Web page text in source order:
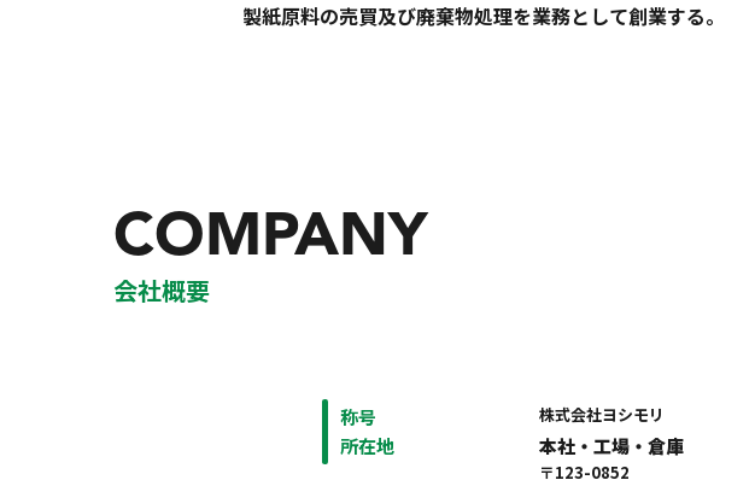
製紙原料の売買及び廃棄物処理を業務として創業する。
COMPANY
会社概要
称号 株式会社ヨシモリ
所在地 本社・工場・倉庫
〒123-0852